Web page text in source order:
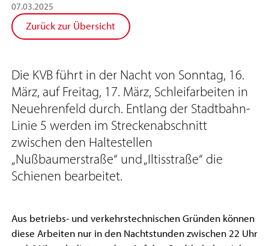
07.03.2025
Zurück zur Übersicht
Die KVB führt in der Nacht von Sonntag, 16.
März, auf Freitag, 17. März, Schleifarbeiten in
Neuehrenfeld durch. Entlang der Stadtbahn-
Linie 5 werden im Streckenabschnitt
zwischen den Haltestellen
„Nußbaumerstraße“ und „Iltisstraße“ die
Schienen bearbeitet.
Aus betriebs- und verkehrstechnischen Gründen können
diese Arbeiten nur in den Nachtstunden zwischen 22 Uhr